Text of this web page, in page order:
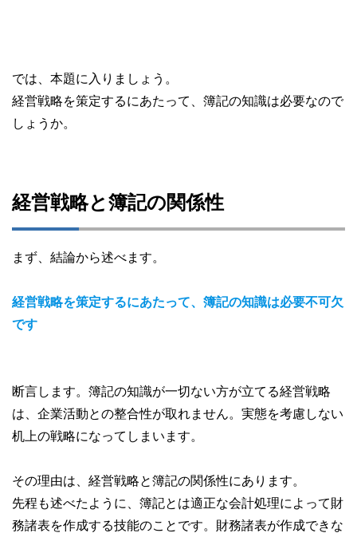
では、本題に入りましょう。
経営戦略を策定するにあたって、簿記の知識は必要なので
しょうか。
経営戦略と簿記の関係性
まず、結論から述べます。
経営戦略を策定するにあたって、簿記の知識は必要不可欠
です
断言します。簿記の知識が一切ない方が立てる経営戦略
は、企業活動との整合性が取れません。実態を考慮しない
机上の戦略になってしまいます。
その理由は、経営戦略と簿記の関係性にあります。
先程も述べたように、簿記とは適正な会計処理によって財
務諸表を作成する技能のことです。財務諸表が作成できな